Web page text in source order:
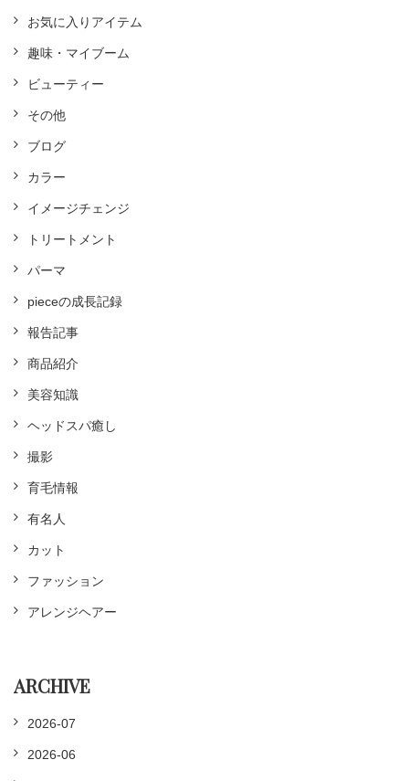
お気に入りアイテム
趣味・マイブーム
ビューティー
その他
ブログ
カラー
イメージチェンジ
トリートメント
パーマ
pieceの成長記録
報告記事
商品紹介
美容知識
ヘッドスパ癒し
撮影
育毛情報
有名人
カット
ファッション
アレンジヘアー
ARCHIVE
2026-07
2026-06